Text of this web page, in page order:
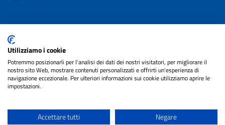
Attuazione Misure PNRR
Piano di miglioramento del sito
Note legali
cura diNET SMART
Utilizziamo i cookie
Potremmo posizionarli per l'analisi dei dati dei nostri visitatori, per migliorare il
nostro sito Web, mostrare contenuti personalizzati e offrirti un'esperienza di
navigazione eccezionale. Per ulteriori informazioni sui cookie utilizziamo aprire le
impostazioni.
Accettare tutti Negare